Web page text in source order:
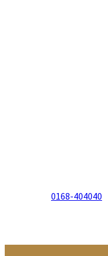
0168-404040